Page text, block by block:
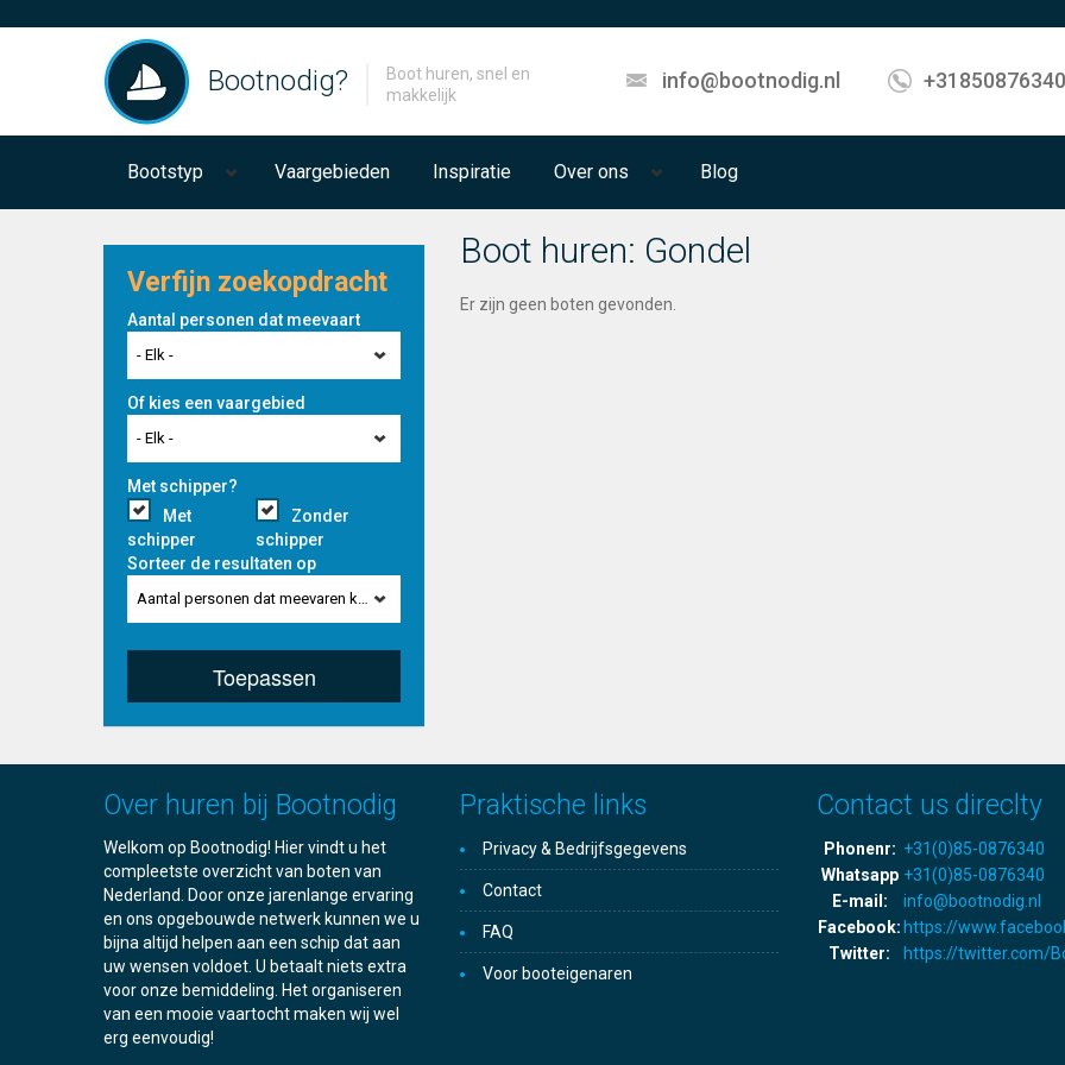
Bootnodig?
Boot huren, snel en
makkelijk
info@bootnodig.nl +31850876340
Bootstyp Vaargebieden Inspiratie Over ons Blog
Verfijn zoekopdracht
Aantal personen dat meevaart
- Elk -
Of kies een vaargebied
- Elk -
Met schipper?
Met
schipper
Zonder
schipper
Sorteer de resultaten op
Aantal personen dat meevaren kan
Toepassen
Boot huren: Gondel
Er zijn geen boten gevonden.
Over huren bij Bootnodig
Welkom op Bootnodig! Hier vindt u het
compleetste overzicht van boten van
Nederland. Door onze jarenlange ervaring
en ons opgebouwde netwerk kunnen we u
bijna altijd helpen aan een schip dat aan
uw wensen voldoet. U betaalt niets extra
voor onze bemiddeling. Het organiseren
van een mooie vaartocht maken wij wel
erg eenvoudig!
Praktische links
Privacy & Bedrijfsgegevens
Contact
FAQ
Voor booteigenaren
Contact us direclty
Phonenr: +31(0)85-0876340
Whatsapp +31(0)85-0876340
E-mail:
info@bootnodig.nl
Facebook: https://
Twitter:
https://twitter.com/